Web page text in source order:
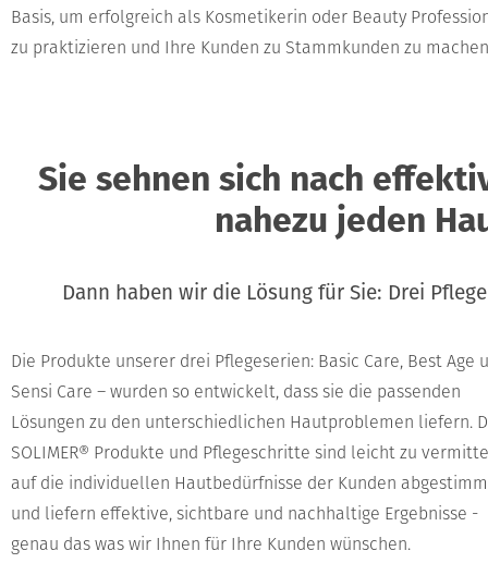
Basis, um erfolgreich als Kosmetikerin oder Beauty
zu praktizieren und Ihre Kunden zu Stammkunden zu
Sie sehnen sich nach
nahezu jeden
Dann haben wir die Lösung für Sie: Drei
Die Produkte unserer drei Pflegeserien: Basic Care, Best Age
Sensi Care – wurden so entwickelt, dass sie die passenden
Lösungen zu den unterschiedlichen Hautproblemen liefern.
SOLIMER® Produkte und Pflegeschritte sind leicht zu
auf die individuellen Hautbedürfnisse der Kunden
und liefern effektive, sichtbare und nachhaltige Ergebnisse -
genau das was wir Ihnen für Ihre Kunden wünschen.